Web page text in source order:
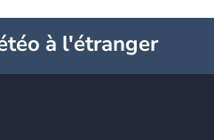
à l'étranger